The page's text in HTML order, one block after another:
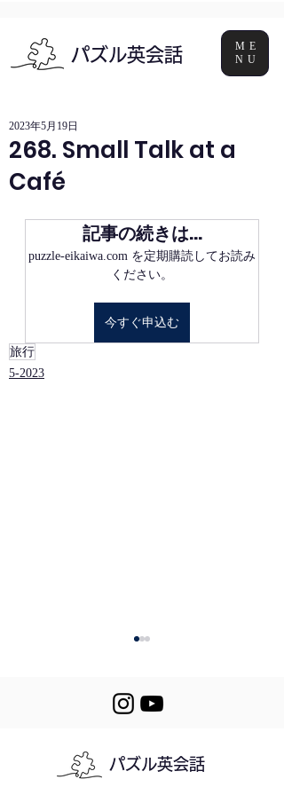
パズル英会話
ME
NU
268. Small Talk at a
Café
2023年5月19日
記事の続きは…
puzzle-eikaiwa.com を定期購読してお読み
ください。
今すぐ申込む
旅行
5-2023
272. What Drinks Do
パズル英会話